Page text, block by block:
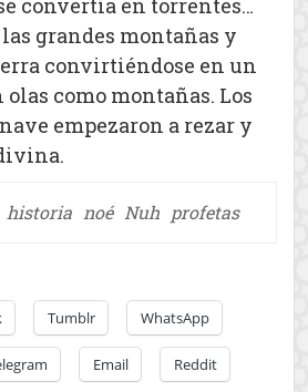
convertía en torrentes…
grandes montañas y
convirtiéndose en un
olas como montañas. Los
empezaron a rezar y
historia noé Nuh profetas
Tumblr WhatsApp
Email Reddit